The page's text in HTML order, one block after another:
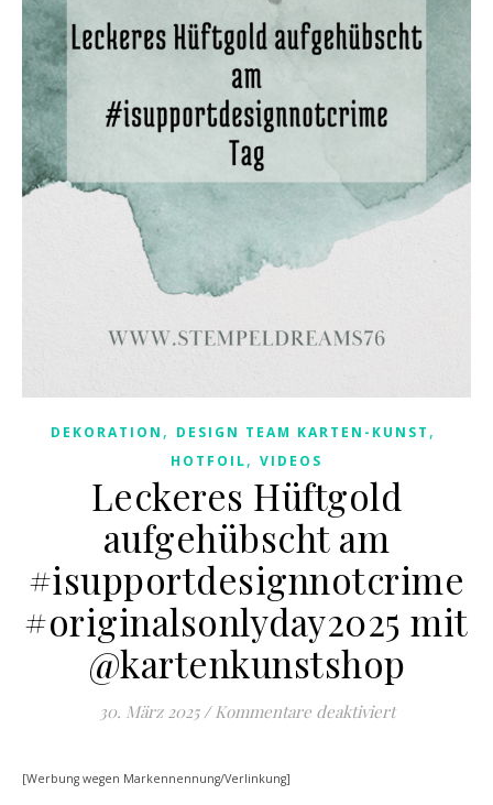
DEKORATION , DESIGN TEAM KARTEN-KUNST ,
HOTFOIL, VIDEOS
Leckeres Hüftgold
aufgehübscht am
#isupportdesignnotcrime
#originalsonlyday2025 mit
@kartenkunstshop
30. März 2025 / Kommentare deaktiviertfür Leckeres
[Werbung wegen Markennennung/Verlinkung]